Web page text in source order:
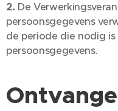
2. De
persoonsgegevens
de periode die nodig
persoonsgegevens.